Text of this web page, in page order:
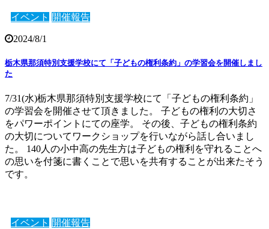
イベント 開催報告
2024/8/1
栃木県那須特別支援学校にて「子どもの権利条約」の学習会を開催しまし
た
7/31(水)栃木県那須特別支援学校にて「子どもの権利条約」
の学習会を開催させて頂きました。 子どもの権利の大切さ
をパワーポイントにての座学。 その後、子どもの権利条約
の大切についてワークショップを行いながら話し合いまし
た。 140人の小中高の先生方は子どもの権利を守れることへ
の思いを付箋に書くことで思いを共有することが出来たそう
です。
イベント 開催報告